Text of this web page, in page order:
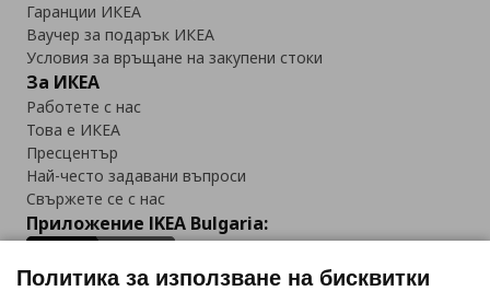
Гаранции ИКЕА
Ваучер за подарък ИКЕА
Условия за връщане на закупени стоки
За ИКЕА
Работете с нас
Това е ИКЕА
Пресцентър
Най-често задавани въпроси
Свържете се с нас
Приложение IKEA Bulgaria:
Политика за използване на бисквитки